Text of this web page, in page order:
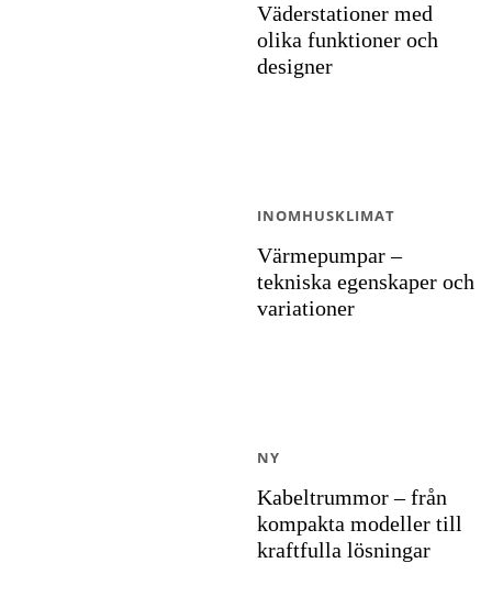
Väderstationer med
olika funktioner och
designer
Värmepumpar –
tekniska egenskaper och
variationer
INOMHUSKLIMAT
Kabeltrummor – från
kompakta modeller till
kraftfulla lösningar
NY